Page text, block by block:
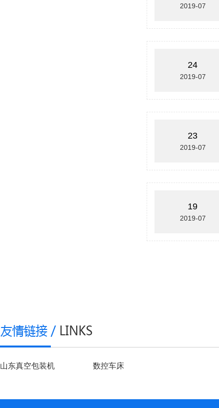
2019-07
24
2019-07
23
2019-07
19
2019-07
山东真空包装机 数控车床